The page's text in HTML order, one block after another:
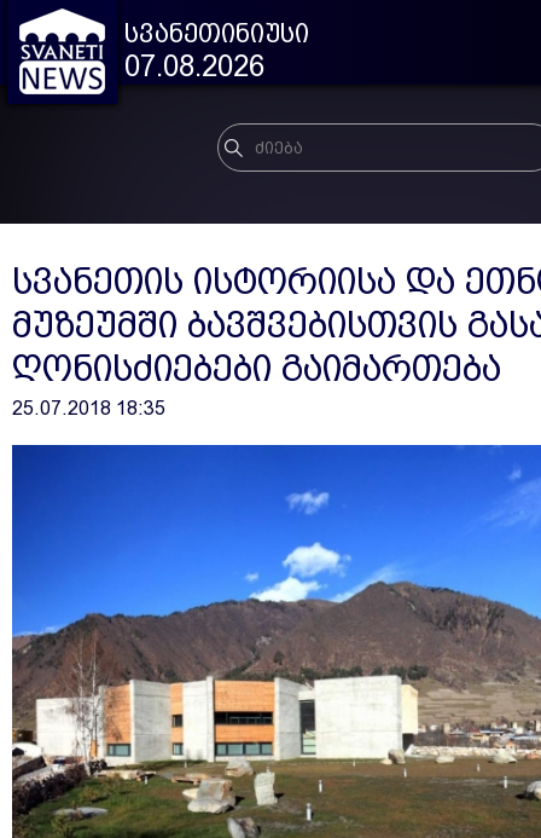
სვანეთინიუსი
07.08.2026
სვანეთის ისტორიისა და
მუზეუმში ბავშვებისთვის
ღონისძიებები გაიმართება
25.07.2018 18:35